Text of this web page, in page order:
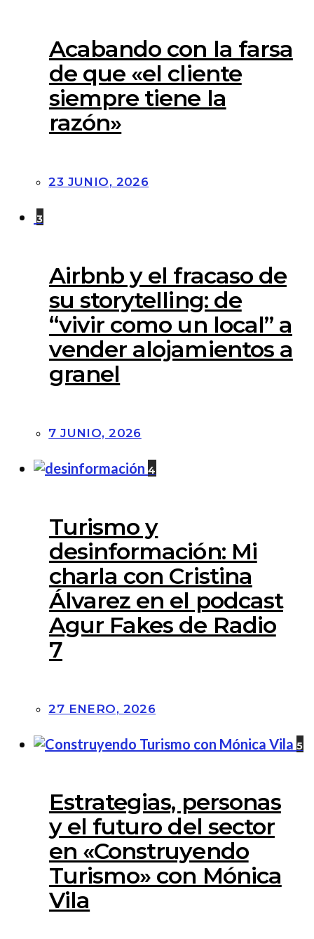
Acabando con la farsa
de que «el cliente
siempre tiene la
razón»
23 JUNIO, 2026
3
Airbnb y el fracaso de
su storytelling: de
“vivir como un local” a
vender alojamientos a
granel
7 JUNIO, 2026
4
Turismo y
desinformación: Mi
charla con Cristina
Álvarez en el podcast
Agur Fakes de Radio
7
27 ENERO, 2026
5
Estrategias, personas
y el futuro del sector
en «Construyendo
Turismo» con Mónica
Vila